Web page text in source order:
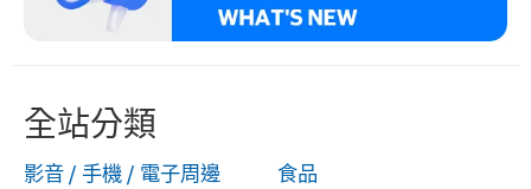
全站分類
影音 / 手機 / 電子周邊
食品